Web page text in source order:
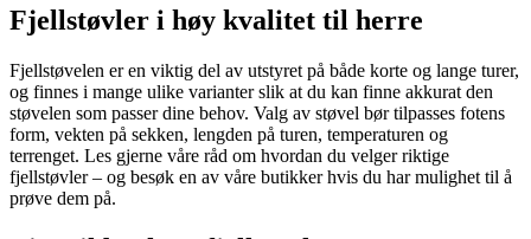
Fjellstøvler i høy kvalitet til herre
Fjellstøvelen er en viktig del av utstyret på både korte og lange turer,
og finnes i mange ulike varianter slik at du kan finne akkurat den
støvelen som passer dine behov. Valg av støvel bør tilpasses fotens
form, vekten på sekken, lengden på turen, temperaturen og
terrenget. Les gjerne våre råd om hvordan du velger riktige
fjellstøvler – og besøk en av våre butikker hvis du har mulighet til å
prøve dem på.